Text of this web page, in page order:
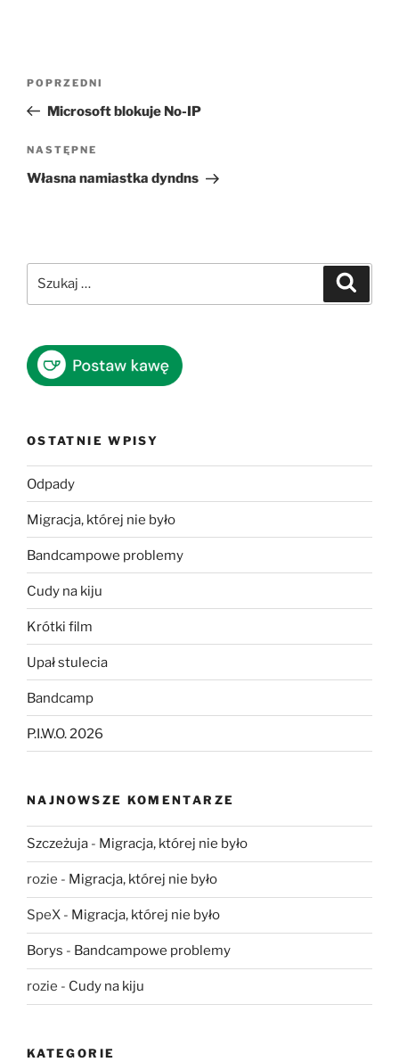
Poprzedni
wpis
POPRZEDNI
Microsoft blokuje No-IP
Następny
wpis
NASTĘPNE
Własna namiastka dyndns
OSTATNIE WPISY
Odpady
Migracja, której nie było
Bandcampowe problemy
Cudy na kiju
Krótki film
Upał stulecia
Bandcamp
P.I.W.O. 2026
NAJNOWSZE KOMENTARZE
Szczeżuja - Migracja, której nie było
rozie - Migracja, której nie było
SpeX - Migracja, której nie było
Borys - Bandcampowe problemy
rozie - Cudy na kiju
KATEGORIE